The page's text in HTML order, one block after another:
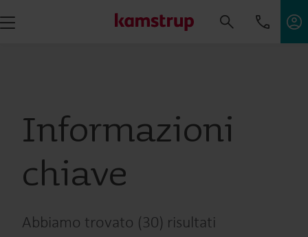
Informazioni
chiave
Abbiamo trovato (30) risultati